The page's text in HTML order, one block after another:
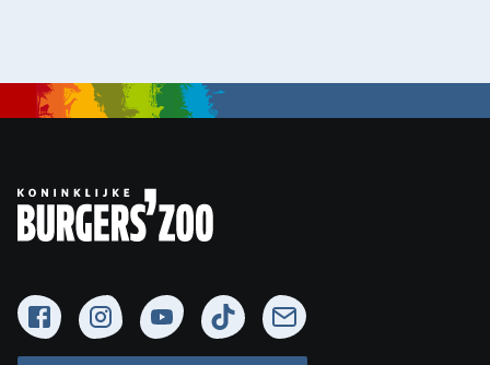
FacebookInstagramYouTubeTikTok Newsletter